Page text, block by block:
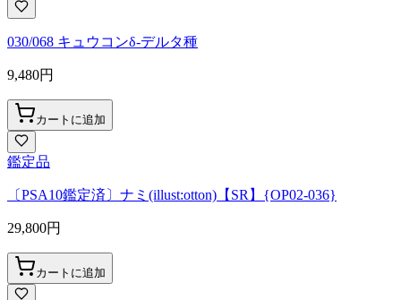
030/068 キュウコンδ-デルタ種
9,480円
カートに追加
鑑定品
〔PSA10鑑定済〕ナミ(illust:otton)【SR】{OP02-036}
29,800円
カートに追加